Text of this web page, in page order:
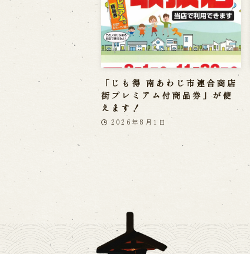
「じも得 南あわじ市連合商店
街プレミアム付商品券」が使
えます！
2026年8月1日